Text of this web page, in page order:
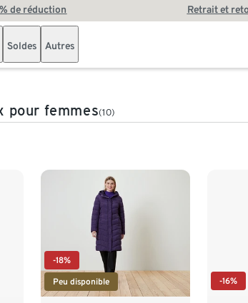
de réduction Retrait et
Soldes Autres
pour femmes(10)
-18%
Peu disponible -16%